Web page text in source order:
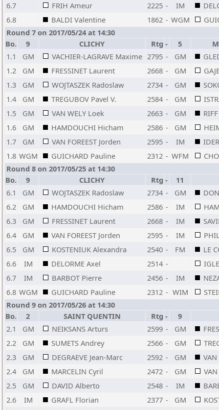
6.7
FRIH Ameur 2225 - IM
6.8
BALDI Valentine 1862 - WGM
Round 7 on 2017/05/24 at 14:30
Bo.
9 CLICHY Rtg - 5
1.1
GM VACHIER-LAGRAVE Maxime 2795 - GM
1.2
GM FRESSINET Laurent 2668 - GM
1.3
GM WOJTASZEK Radoslaw 2734 - GM
1.4
GM TREGUBOV Pavel V. 2584 - GM
1.5
GM VAN WELY Loek 2663 - GM
1.6
GM HAMDOUCHI Hicham 2586 - GM
1.7
GM VAN FOREEST Jorden 2595 - IM
1.8 WGM GUICHARD Pauline 2312 - WFM
Round 8 on 2017/05/25 at 14:30
Bo.
9 CLICHY Rtg -
11
6.1
GM WOJTASZEK Radoslaw 2734 - GM
6.2
GM HAMDOUCHI Hicham 2586 - IM
6.3
GM FRESSINET Laurent 2668 - IM
6.4
GM VAN FOREEST Jorden 2595 - IM
6.5
GM KOSTENIUK Alexandra 2540 - FM
LE
6.6
IM DELORME Axel 2514 -
6.7
IM BARBOT Pierre 2456 - IM
6.8 WGM GUICHARD Pauline 2312 - WIM
Round 9 on 2017/05/26 at 14:30
Bo.
2 SAINT QUENTIN Rtg -
9
2.1
GM NEIKSANS Arturs 2599 - GM
2.2
GM SUMETS Andrey 2566 - GM
2.3
GM DEGRAEVE Jean-Marc 2592 - GM
2.4
GM MARCELIN Cyril 2472 - GM
2.5
GM DAVID Alberto 2548 - IM
2.6
IM GRAFL Florian 2377 - GM